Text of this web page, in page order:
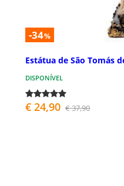
-34%
Estátua de São Tomás
DISPONÍVEL
€ 24,90 € 37,90